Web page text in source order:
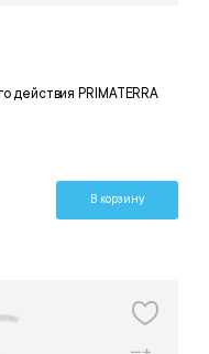
действия PRIMATERRA
В корзину